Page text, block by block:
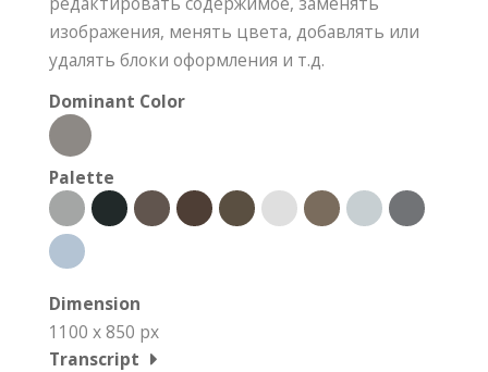
изображения, менять цвета, добавлять или
удалять блоки оформления и т.д.
Dominant Color
Palette
Dimension
1100 x 850 px
Transcript